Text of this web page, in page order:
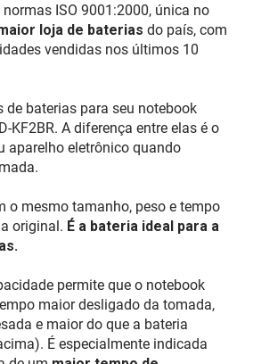
ISO 9001:2000, única no
loja de baterias do país, com
vendidas nos últimos 10
de baterias para seu notebook
KF2BR. A diferença entre elas é o
aparelho eletrônico quando
o mesmo tamanho, peso e tempo
original. É a bateria ideal para a
permite que o notebook
maior desligado da tomada,
e maior do que a bateria
É especialmente indicada